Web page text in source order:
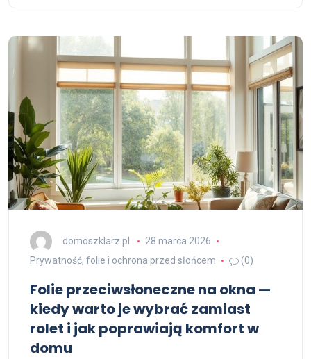
domoszklarz.pl
28 marca 2026
Prywatność, folie i ochrona przed słońcem
(0)
Folie przeciwsłoneczne na okna —
kiedy warto je wybrać zamiast
rolet i jak poprawiają komfort w
domu